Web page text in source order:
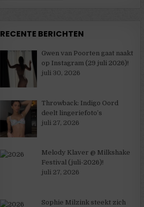
RECENTE BERICHTEN
Gwen van Poorten gaat naakt
op Instagram (29 juli 2026)!
juli 30, 2026
Throwback: Indigo Oord
deelt lingeriefoto’s
juli 27, 2026
Melody Klaver @ Milkshake
Festival (juli-2026)!
juli 27, 2026
Sophie Milzink steekt zich